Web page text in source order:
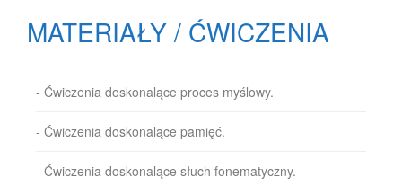
MATERIAŁY / ĆWICZENIA
- Ćwiczenia doskonalące proces myślowy.
- Ćwiczenia doskonalące pamięć.
- Ćwiczenia doskonalące słuch fonematyczny.